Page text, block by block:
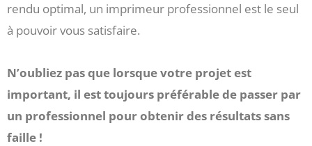
rendu optimal, un imprimeur professionnel est le seul
à pouvoir vous satisfaire.
N’oubliez pas que lorsque votre projet est
important, il est toujours préférable de passer par
un professionnel pour obtenir des résultats sans
faille !